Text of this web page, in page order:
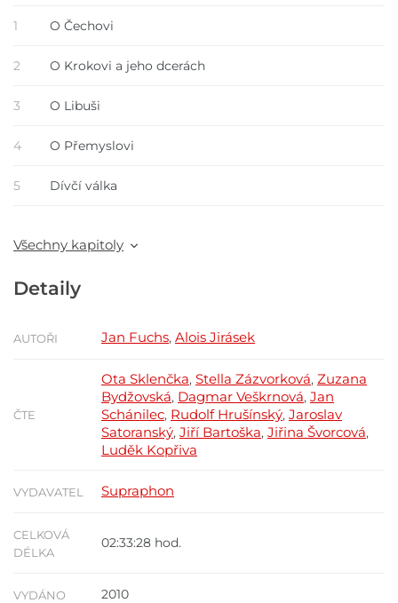
1 O Čechovi
2 O Krokovi a jeho dcerách
3 O Libuši
4 O Přemyslovi
5 Dívčí válka
Všechny kapitoly
Detaily
AUTOŘI Jan Fuchs, Alois Jirásek
ČTE
Ota Sklenčka, Stella Zázvorková, Zuzana
Bydžovská, Dagmar Veškrnová, Jan
Schánilec, Rudolf Hrušínský, Jaroslav
Satoranský, Jiří Bartoška, Jiřina Švorcová,
Luděk Kopřiva
VYDAVATEL Supraphon
CELKOVÁ
DÉLKA
02:33:28 hod.
VYDÁNO 2010